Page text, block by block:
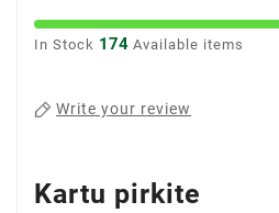
In Stock 174 Available items
Write your review
Kartu pirkite